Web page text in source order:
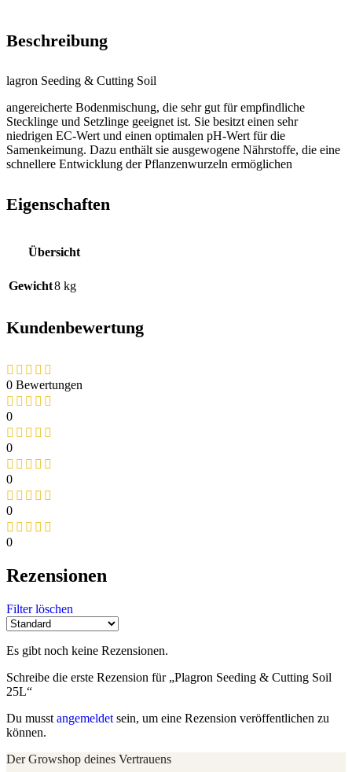
Beschreibung
lagron Seeding & Cutting Soil
angereicherte Bodenmischung, die sehr gut für empfindliche
Stecklinge und Setzlinge geeignet ist. Sie besitzt einen sehr
niedrigen EC-Wert und einen optimalen pH-Wert für die
Samenkeimung. Dazu enthält sie ausgewogene Nährstoffe, die eine
schnellere Entwicklung der Pflanzenwurzeln ermöglichen
Eigenschaften
Übersicht
Gewicht8 kg
Kundenbewertung
0 Bewertungen
0
0
0
0
0
Rezensionen
Filter löschen
Es gibt noch keine Rezensionen.
Schreibe die erste Rezension für „Plagron Seeding & Cutting Soil
25L“
Du musst angemeldet sein, um eine Rezension veröffentlichen zu
können.
Der Growshop deines Vertrauens